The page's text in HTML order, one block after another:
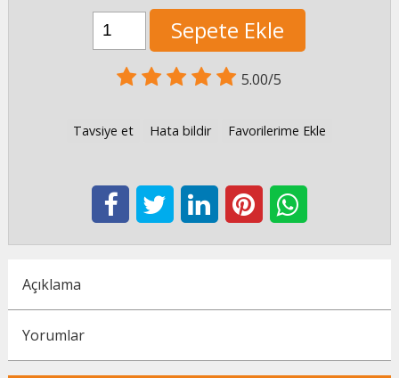
Sepete Ekle
5.00/5
Tavsiye et Hata bildir Favorilerime Ekle
Açıklama
Yorumlar